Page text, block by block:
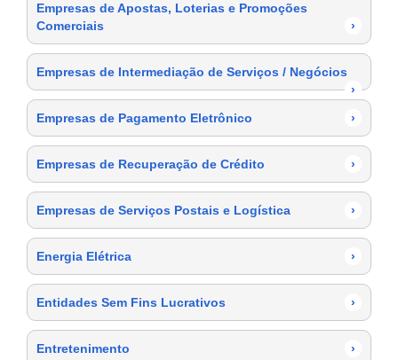
Empresas de Apostas, Loterias e Promoções
Comerciais
›
Empresas de Intermediação de Serviços / Negócios
›
Empresas de Pagamento Eletrônico
›
Empresas de Recuperação de Crédito ›
Empresas de Serviços Postais e Logística ›
Energia Elétrica ›
Entidades Sem Fins Lucrativos ›
Entretenimento ›